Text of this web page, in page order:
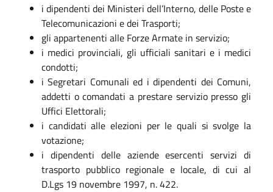
i dipendenti dei Ministeri dell’Interno, delle Poste e
Telecomunicazioni e dei Trasporti;
gli appartenenti alle Forze Armate in servizio;
i medici provinciali, gli ufficiali sanitari e i medici
condotti;
i Segretari Comunali ed i dipendenti dei Comuni,
addetti o comandati a prestare servizio presso gli
Uffici Elettorali;
i candidati alle elezioni per le quali si svolge la
votazione;
i dipendenti delle aziende esercenti servizi di
trasporto pubblico regionale e locale, di cui al
D.Lgs 19 novembre 1997, n. 422.